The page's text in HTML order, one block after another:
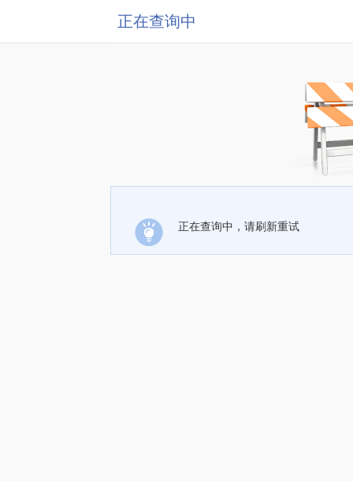
正在查询中
正在查询中，请刷新重试